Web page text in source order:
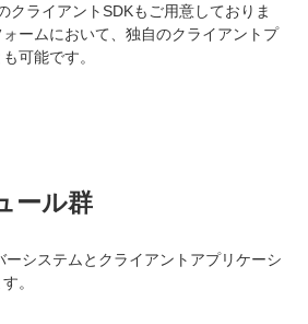
クライアントSDKもご用意しておりま
ームにおいて、独自のクライアントプ
可能です。
ール群
ーシステムとクライアントアプリケーシ
。